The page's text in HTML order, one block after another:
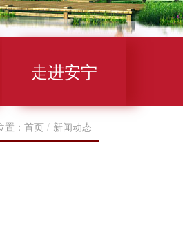
走进安宁
置： 首页 / 新闻动态